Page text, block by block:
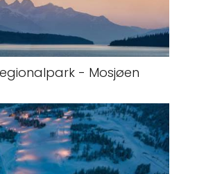
- Mosjøen